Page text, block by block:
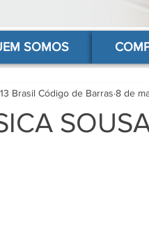
código de barras online, código de barras para produtos, gs1, código brasileiro,
SOMOS
Brasil Código de Barras 8 de